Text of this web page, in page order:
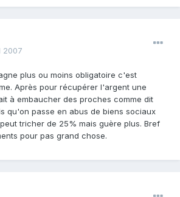
2007
plus ou moins obligatoire c'est
Après pour récupérer l'argent une
à embaucher des proches comme dit
qu'on passe en abus de biens sociaux
tricher de 25% mais guère plus. Bref
pour pas grand chose.